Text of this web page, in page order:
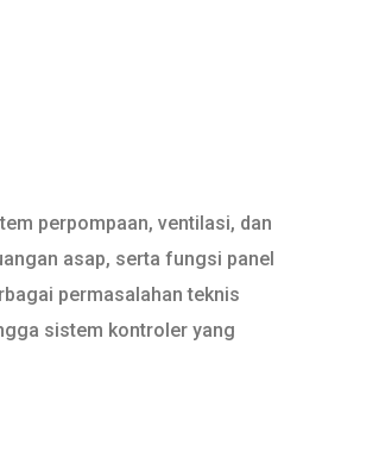
perpompaan, ventilasi, dan
asap, serta fungsi panel
permasalahan teknis
sistem kontroler yang